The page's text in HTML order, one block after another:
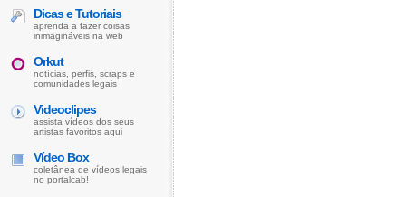
Dicas e Tutoriais
aprenda a fazer coisas
inimagináveis na web
Orkut
notícias, perfis, scraps e
comunidades legais
Videoclipes
assista vídeos dos seus
artistas favoritos aqui
Vídeo Box
coletânea de vídeos legais
no portalcab!